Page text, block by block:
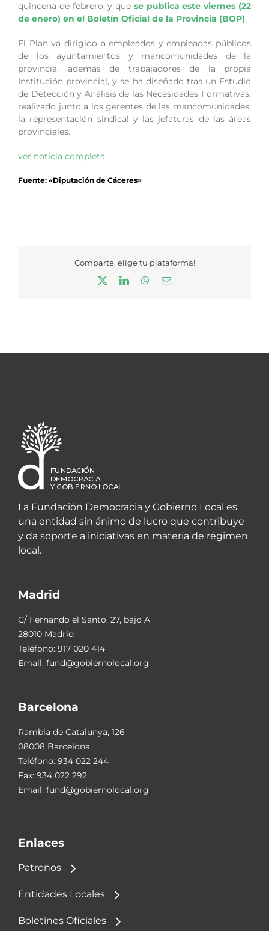
quincena de febrero, y que se publica este viernes (22
de enero) en el Boletín Oficial de la Provincia (BOP).
El Plan va dirigido a empleados y empleadas públicos
de los ayuntamientos y mancomunidades de la
provincia, además de trabajadores de la propia
Institución provincial, y se ha diseñado tras un Estudio
de Detección y Análisis de las Necesidades Formativas,
realizado junto a los gerentes de las mancomunidades,
la representación sindical y las jefaturas de las áreas
provinciales.
ver noticia completa
Fuente: «Diputación de Cáceres»
Comparte, elige tu plataforma!
LinkedInWhatsApp
Correo
La Fundación Democracia y Gobierno Local es
una entidad sin ánimo de lucro que contribuye
y da soporte a iniciativas en materia de régimen
local.
Madrid
C/ Fernando el Santo, 27, bajo A
28010 Madrid
Teléfono: 917 020 414
Email: fund@gobiernolocal.org
Barcelona
Rambla de Catalunya, 126
08008 Barcelona
Teléfono: 934 022 244
Fax: 934 022 292
Email: fund@gobiernolocal.org
Enlaces
Patronos
Entidades Locales
Boletines Oficiales